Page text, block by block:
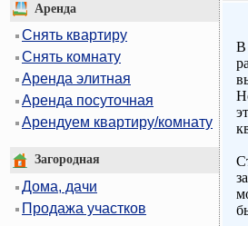
Аренда
Снять квартиру
Снять комнату
Аренда элитная
Аренда посуточная
Арендуем квартиру/комнату
Загородная
Дома, дачи
Продажа участков
В